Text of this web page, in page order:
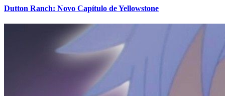
Dutton Ranch: Novo Capítulo de Yellowstone